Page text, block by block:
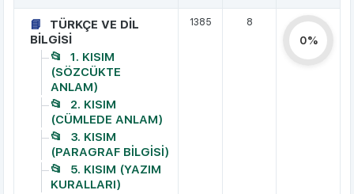
TÜRKÇE VE DİL
BİLGİSİ
1. KISIM
(SÖZCÜKTE
ANLAM)
2. KISIM
(CÜMLEDE ANLAM)
3. KISIM
(PARAGRAF BİLGİSİ)
5. KISIM (YAZIM
KURALLARI)
1385 8
0%